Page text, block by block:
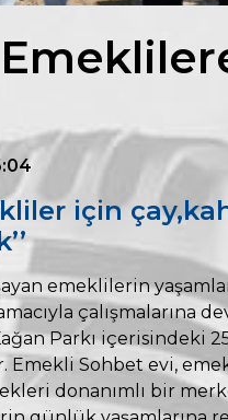
için
emeklilerin
çalışmalarına
Parkı içerisindeki
Emekli Sohbet evi,
donanımlı bir